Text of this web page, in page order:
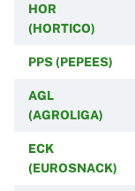
HOR
(HORTICO)
PPS (PEPEES)
AGL
(AGROLIGA)
ECK
(EUROSNACK)